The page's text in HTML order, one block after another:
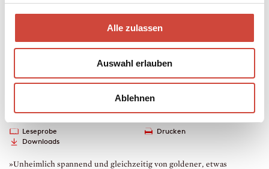
Alle zulassen
Auswahl erlauben
Ablehnen
Syrakus erwischen wird.
Taschenbuch
224 Seiten
erschienen am 25. Juni 1991
978-3-257-21999-9
Auch erhältlich als
Leseprobe
Downloads
Drucken
»Unheimlich spannend und gleichzeitig von goldener, etwas